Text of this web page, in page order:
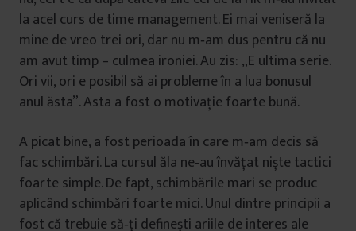
la acel curs de time management. Ei mai veniseră la
mine de vreo trei ori, dar nu m‑am dus pentru că nu
am avut timp – culmea ironiei. Au zis: „E ultima serie.
Ori vii, ori e posibil să ai probleme în a lua bonusul
anul ăsta”. Asta a fost o motivație foarte bună.
A picat bine, a fost perioada în care m‑am decis să
fac schimbări. La cursul ăla ne‑au învățat niște tactici
foarte simple. De fapt, schimbările mari se produc
aplicând schimbări foarte mici. Unul dintre principii a
fost că trebuie să‑ți definești ariile de interes ale